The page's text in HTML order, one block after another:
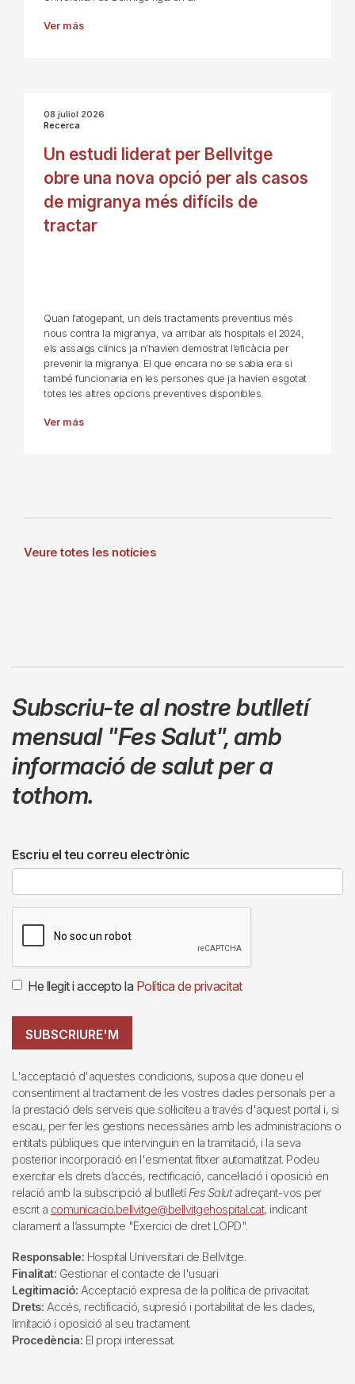
Ver más
08 juliol 2026
Recerca
Un estudi liderat per Bellvitge
obre una nova opció per als casos
de migranya més difícils de
tractar
Quan l’atogepant, un dels tractaments preventius més
nous contra la migranya, va arribar als hospitals el 2024,
els assaigs clínics ja n’havien demostrat l’eficàcia per
prevenir la migranya. El que encara no se sabia era si
també funcionaria en les persones que ja havien esgotat
totes les altres opcions preventives disponibles.
Ver más
Veure totes les notícies
Subscriu-te al nostre butlletí
mensual "Fes Salut",amb
informació de salut per a
tothom.
Escriu el teu correu electrònic
He llegit i accepto la Política de privacitat
SUBSCRIURE'M
L'acceptació d'aquestes condicions, suposa que doneu el
consentiment al tractament de les vostres dades personals per a
la prestació dels serveis que sol·liciteu a través d'aquest portal i, si
escau, per fer les gestions necessàries amb les administracions o
entitats públiques que intervinguin en la tramitació, i la seva
posterior incorporació en l'esmentat fitxer automatitzat. Podeu
exercitar els drets d’accés, rectificació, cancel·lació i oposició en
relació amb la subscripció al butlletí Fes Salutadreçant-vos per
escrit a comunicacio.bellvitge@bellvitgehospital.cat, indicant
clarament a l’assumpte "Exercici de dret LOPD".
Responsable: Hospital Universitari de Bellvitge.
Finalitat: Gestionar el contacte de l'usuari
Legitimació: Acceptació expresa de la política de privacitat.
Drets: Accés, rectificació, supresió i portabilitat de les dades,
limitació i oposició al seu tractament.
Procedència: El propi interessat.